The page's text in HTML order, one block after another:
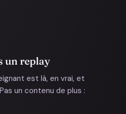
un replay
est là, en vrai, et
un contenu de plus :